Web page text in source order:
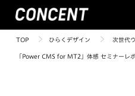
TOP ひらくデザイン 次世代
「Power CMS for MT2」体感 セミナーレ